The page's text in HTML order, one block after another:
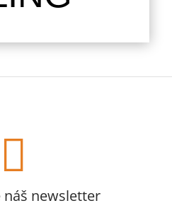

newsletter